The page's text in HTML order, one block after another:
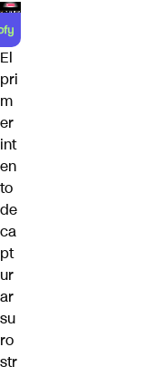
El
pri
m
er
int
en
to
de
ca
pt
ur
ar
su
ro
str